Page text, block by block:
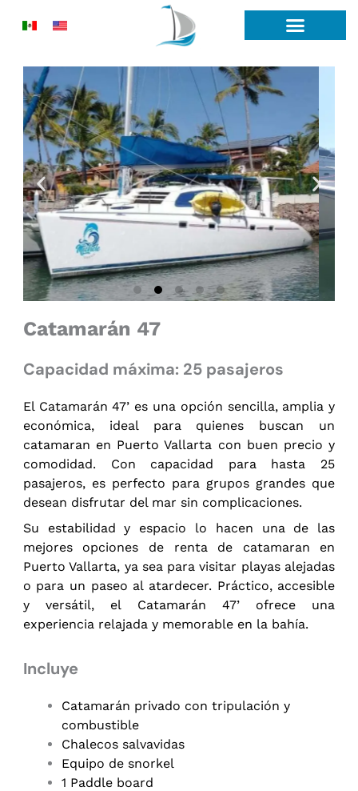
Catamarán 47
Capacidad máxima: 25 pasajeros
El Catamarán 47’ es una opción sencilla, amplia y
económica, ideal para quienes buscan un
catamaran en Puerto Vallarta con buen precio y
comodidad. Con capacidad para hasta 25
pasajeros, es perfecto para grupos grandes que
desean disfrutar del mar sin complicaciones.
Su estabilidad y espacio lo hacen una de las
mejores opciones de renta de catamaran en
Puerto Vallarta, ya sea para visitar playas alejadas
o para un paseo al atardecer. Práctico, accesible
y versátil, el Catamarán 47’ ofrece una
experiencia relajada y memorable en la bahía.
Incluye
Catamarán privado con tripulación y
combustible
Chalecos salvavidas
Equipo de snorkel
1 Paddle board